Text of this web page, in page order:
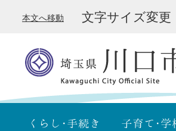
本文へ移動 文字サイズ変更